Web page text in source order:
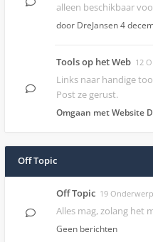
alleen beschikbaar
door DreJansen4
Tools op het Web 12
Links naar handige
Post ze gerust.
Omgaan met Website
Off Topic
Off Topic 19
Alles mag, zolang het
Geen berichten